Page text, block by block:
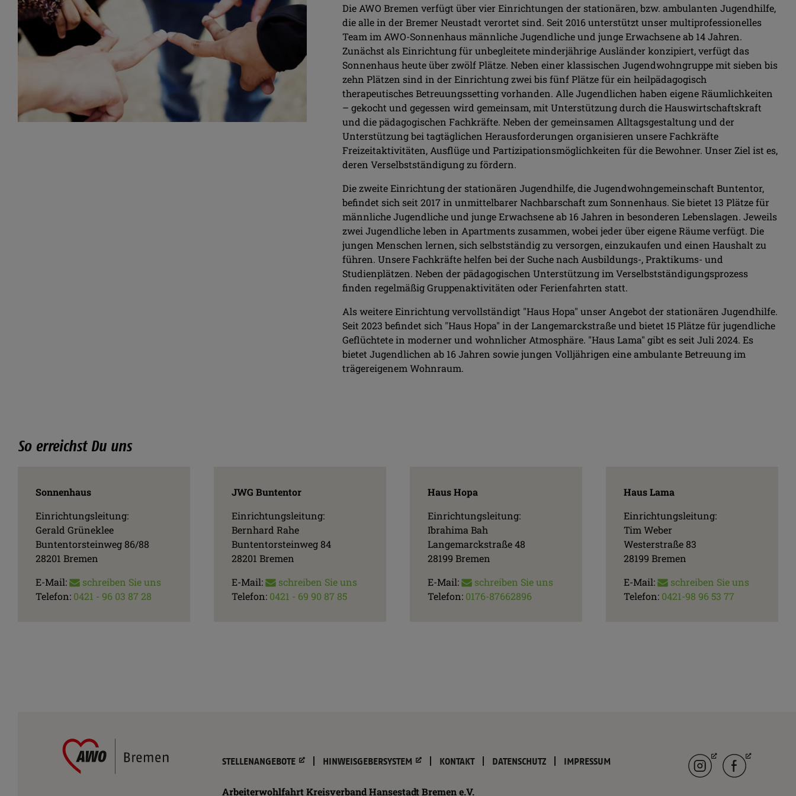
Die AWO Bremen verfügt über vier Einrichtungen der stationären, bzw. ambulanten Jugendhilfe,
die alle in der Bremer Neustadt verortet sind. Seit 2016 unterstützt unser multiprofessionelles
Team im AWO-Sonnenhaus männliche Jugendliche und junge Erwachsene ab 14 Jahren.
Zunächst als Einrichtung für unbegleitete minderjährige Ausländer konzipiert, verfügt das
Sonnenhaus heute über zwölf Plätze. Neben einer klassischen Jugendwohngruppe mit sieben bis
zehn Plätzen sind in der Einrichtung zwei bis fünf Plätze für ein heilpädagogisch
therapeutisches Betreuungssetting vorhanden. Alle Jugendlichen haben eigene Räumlichkeiten
– gekocht und gegessen wird gemeinsam, mit Unterstützung durch die Hauswirtschaftskraft
und die pädagogischen Fachkräfte. Neben der gemeinsamen Alltagsgestaltung und der
Unterstützung bei tagtäglichen Herausforderungen organisieren unsere Fachkräfte
Freizeitaktivitäten, Ausflüge und Partizipationsmöglichkeiten für die Bewohner. Unser Ziel ist es,
deren Verselbstständigung zu fördern.
Die zweite Einrichtung der stationären Jugendhilfe, die Jugendwohngemeinschaft Buntentor,
befindet sich seit 2017 in unmittelbarer Nachbarschaft zum Sonnenhaus. Sie bietet 13 Plätze für
männliche Jugendliche und junge Erwachsene ab 16 Jahren in besonderen Lebenslagen. Jeweils
zwei Jugendliche leben in Apartments zusammen, wobei jeder über eigene Räume verfügt. Die
jungen Menschen lernen, sich selbstständig zu versorgen, einzukaufen und einen Haushalt zu
führen. Unsere Fachkräfte helfen bei der Suche nach Ausbildungs-, Praktikums- und
Studienplätzen. Neben der pädagogischen Unterstützung im Verselbstständigungsprozess
finden regelmäßig Gruppenaktivitäten oder Ferienfahrten statt.
Als weitere Einrichtung vervollständigt "Haus Hopa" unser Angebot der stationären Jugendhilfe.
Seit 2023 befindet sich "Haus Hopa" in der Langemarckstraße und bietet 15 Plätze für jugendliche
Geflüchtete in moderner und wohnlicher Atmosphäre. "Haus Lama" gibt es seit Juli 2024. Es
bietet Jugendlichen ab 16 Jahren sowie jungen Volljährigen eine ambulante Betreuung im
trägereigenem Wohnraum.
So erreichst Du uns
Sonnenhaus
Einrichtungsleitung:
Gerald Grüneklee
Buntentorsteinweg 86/88
28201 Bremen
E-Mail:
schreiben Sie uns
Telefon: 0421 - 96 03 87 28
JWG Buntentor
Einrichtungsleitung:
Bernhard Rahe
Buntentorsteinweg 84
28201 Bremen
E-Mail:
schreiben Sie uns
Telefon: 0421 - 69 90 87 85
Haus Hopa
Einrichtungsleitung:
Ibrahima Bah
Langemarckstraße 48
28199 Bremen
E-Mail:
schreiben Sie uns
Telefon: 0176-87662896
Haus Lama
Einrichtungsleitung:
Tim Weber
Westerstraße 83
28199 Bremen
E-Mail:
schreiben Sie uns
Telefon: 0421-98 96 53 77
AWO
Bremen
–
Arbeiterwohlfahrt
Navigation
STELLENANGEBOTE HINWEISGEBERSYSTEM KONTAKT DATENSCHUTZ IMPRESSUM
Arbeiterwohlfahrt Kreisverband Hansestadt Bremen e.V.
Instagramfacebook